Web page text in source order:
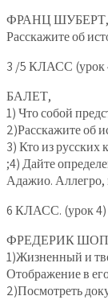
ФРАНЦ ШУБЕРТ,
Расскажите об
3 /5 КЛАСС (урок
БАЛЕТ,
1) Что собой
2)Расскажите об
3) Кто из русских
;4) Дайте
Адажио. Аллегро,
6 КЛАСС. (урок 4)
ФРЕДЕРИК
1)Жизненный и
Отображение в
2)Посмотреть